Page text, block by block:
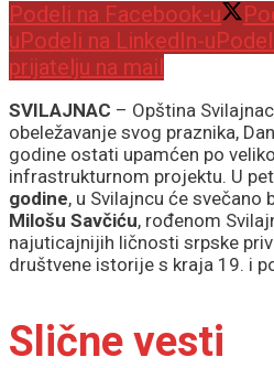
Podeli na Facebook-u
u Podeli na LinkedIn-u
prijatelju na mail
SVILAJNAC – Opština
obeležavanje svog praznika,
godine ostati upamćen po
infrastrukturnom projektu. U
godine, u Svilajncu će svečano
Milošu Savčiću, rođenom
najuticajnijih ličnosti srpske
društvene istorije s kraja 19. i
Slične vesti